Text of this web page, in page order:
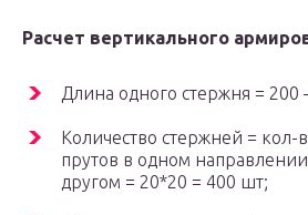
Расчет вертикального
Длина одного стержня =
Количество стержней = кол-
прутов в одном
другом = 20*20 = 400 шт;